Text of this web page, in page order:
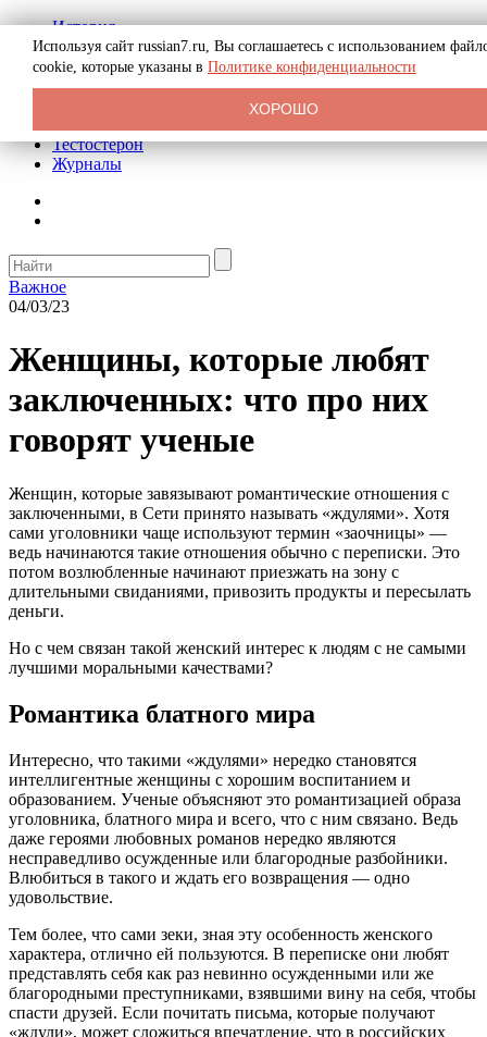
История
Биография
Криминал
Реклама на сайте
Тестостерон
Журналы
Важное
04/03/23
Женщины, которые любят
заключенных: что про них
говорят ученые
Женщин, которые завязывают романтические отношения с
заключенными, в Сети принято называть «ждулями». Хотя
сами уголовники чаще используют термин «заочницы» —
ведь начинаются такие отношения обычно с переписки. Это
потом возлюбленные начинают приезжать на зону с
длительными свиданиями, привозить продукты и пересылать
деньги.
Но с чем связан такой женский интерес к людям с не самыми
лучшими моральными качествами?
Романтика блатного мира
Интересно, что такими «ждулями» нередко становятся
интеллигентные женщины с хорошим воспитанием и
образованием. Ученые объясняют это романтизацией образа
уголовника, блатного мира и всего, что с ним связано. Ведь
даже героями любовных романов нередко являются
несправедливо осужденные или благородные разбойники.
Влюбиться в такого и ждать его возвращения — одно
удовольствие.
Тем более, что сами зеки, зная эту особенность женского
характера, отлично ей пользуются. В переписке они любят
представлять себя как раз невинно осужденными или же
благородными преступниками, взявшими вину на себя, чтобы
спасти друзей. Если почитать письма, которые получают
«ждули», может сложиться впечатление, что в российских
Используя сайт russian7.ru, Вы соглашаетесь с использованием
cookie, которые указаны в Политике конфиденциальности
ХОРОШО